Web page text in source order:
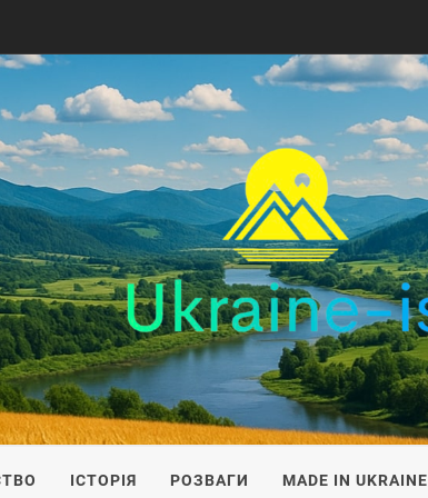
ІСТОРІЯ РОЗВАГИ MADE IN UKRAINE